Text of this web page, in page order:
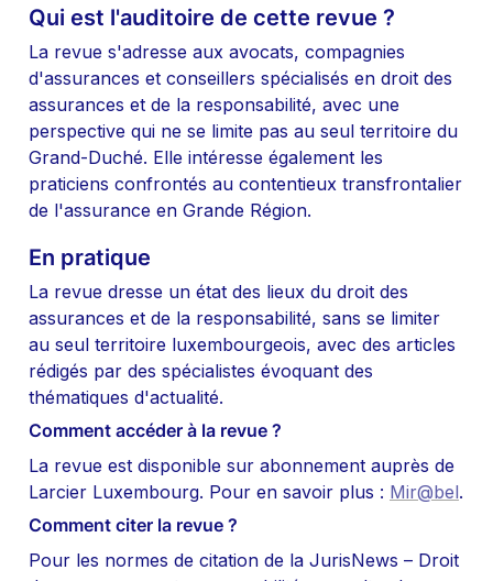
Qui est l'auditoire de cette revue ?
La revue s'adresse aux avocats, compagnies
d'assurances et conseillers spécialisés en droit des
assurances et de la responsabilité, avec une
perspective qui ne se limite pas au seul territoire du
Grand-Duché. Elle intéresse également les
praticiens confrontés au contentieux transfrontalier
de l'assurance en Grande Région.
En pratique
La revue dresse un état des lieux du droit des
assurances et de la responsabilité, sans se limiter
au seul territoire luxembourgeois, avec des articles
rédigés par des spécialistes évoquant des
thématiques d'actualité.
Comment accéder à la revue ?
La revue est disponible sur abonnement auprès de
Larcier Luxembourg. Pour en savoir plus : Mir@bel.
Comment citer la revue ?
Pour les normes de citation de la JurisNews – Droit